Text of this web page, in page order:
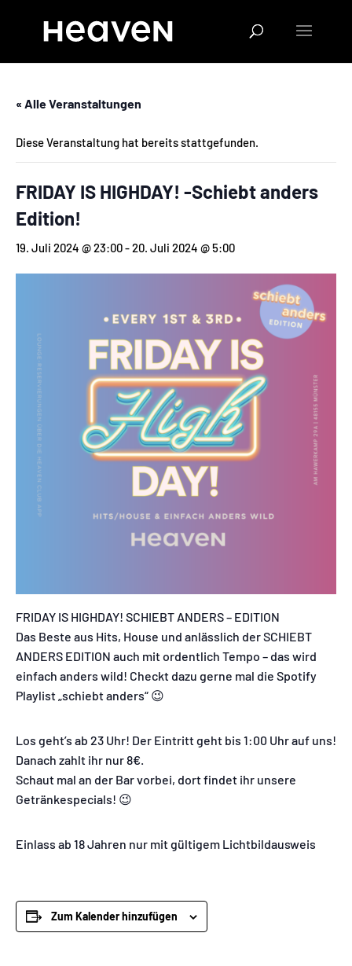
« Alle Veranstaltungen
Diese Veranstaltung hat bereits stattgefunden.
FRIDAY IS HIGHDAY! -Schiebt anders
Edition!
19. Juli 2024 @ 23:00-20. Juli 2024 @ 5:00
FRIDAY IS HIGHDAY! SCHIEBT ANDERS – EDITION
Das Beste aus Hits, House und anlässlich der SCHIEBT
ANDERS EDITION auch mit ordentlich Tempo – das wird
einfach anders wild! Checkt dazu gerne mal die Spotify
Playlist „schiebt anders“ 😉
Los geht’s ab 23 Uhr! Der Eintritt geht bis 1:00 Uhr auf uns!
Danach zahlt ihr nur 8€.
Schaut mal an der Bar vorbei, dort findet ihr unsere
Getränkespecials! 😉
Einlass ab 18 Jahren nur mit gültigem Lichtbildausweis
Zum Kalender hinzufügen